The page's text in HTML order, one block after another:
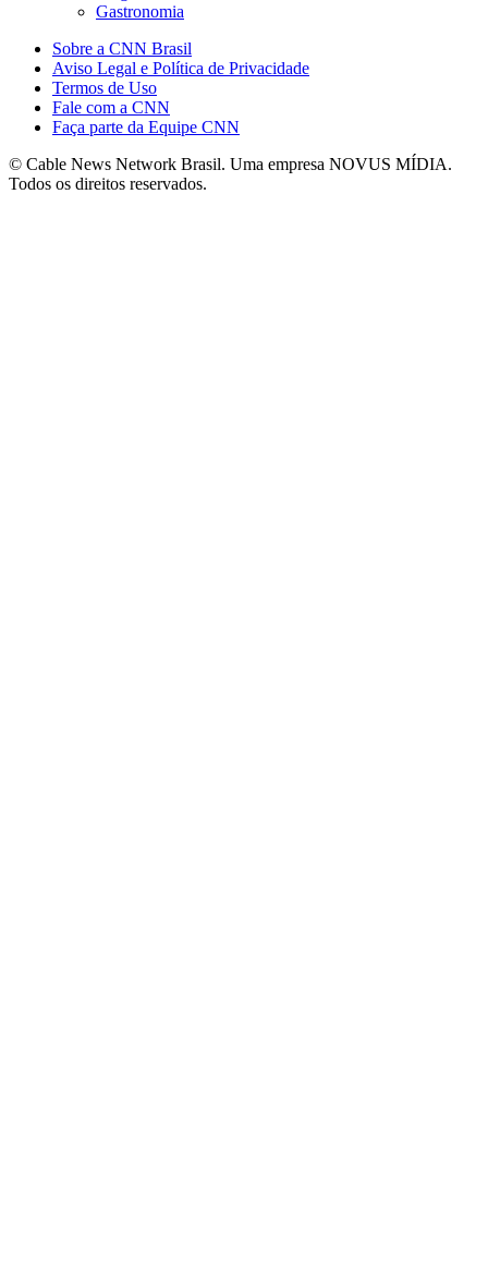
Gastronomia
Sobre a CNN Brasil
Aviso Legal e Política de Privacidade
Termos de Uso
Fale com a CNN
Faça parte da Equipe CNN
© Cable News Network Brasil. Uma empresa NOVUS MÍDIA.
Todos os direitos reservados.